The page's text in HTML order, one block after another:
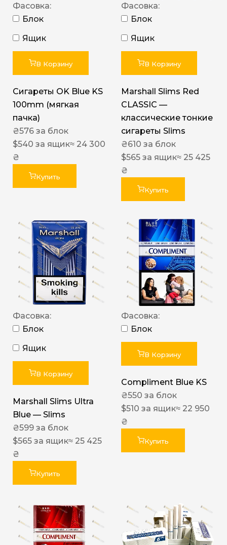
Фасовка:
Блок
Ящик
В Корзину
Сигареты OK Blue KS
100mm (мягкая
пачка)
₴576 за блок
$540 за ящик≈ 24 300
₴
Купить
Фасовка:
Блок
Ящик
В Корзину
Marshall Slims Red
CLASSIC —
классические тонкие
сигареты Slims
₴610 за блок
$565 за ящик≈ 25 425
₴
Купить
Фасовка:
Блок
Ящик
В Корзину
Marshall Slims Ultra
Blue — Slims
₴599 за блок
$565 за ящик≈ 25 425
₴
Купить
Фасовка:
Блок
В Корзину
Compliment Blue KS
₴550 за блок
$510 за ящик≈ 22 950
₴
Купить